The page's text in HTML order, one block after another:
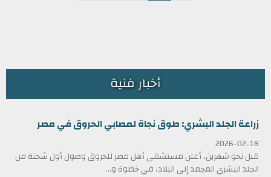
أخبار فنية
زراعة الجلد البشري: طوق نجاة لمصابي الحروق في مصر
2026-02-18
قبل نحو شهرين، أعلن مستشفى أهل مصر للحروق وصول أول شحنة من
الجلد البشري المجمد إلى البلاد، في خطوة و...